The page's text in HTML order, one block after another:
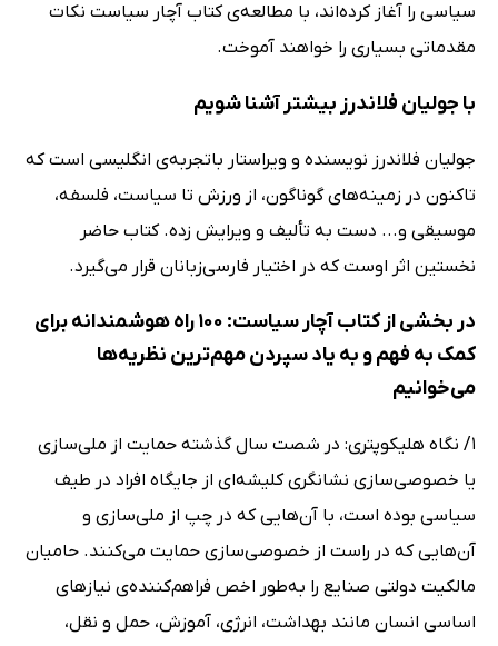
سیاسی را آغاز کرده‌اند، با مطالعه‌ی کتاب آچار سیاست نکات
مقدماتی بسیاری را خواهند آموخت.
با جولیان فلاندرز بیشتر آشنا شویم
جولیان فلاندرز نویسنده و ویراستار باتجربه‌‌ی انگلیسی است که
تاکنون در زمینه‌های گوناگون، از ورزش تا سیاست، فلسفه،
موسیقی و... دست به تألیف و ویرایش زده. کتاب حاضر
نخستین اثر اوست که در اختیار فارسی‌زبانان قرار می‌گیرد.
در بخشی از کتاب آچار سیاست: 100 راه هوشمندانه برای
کمک به فهم و به یاد سپردن مهم‌ترین نظریه‌ها
می‌خوانیم
1/ نگاه هلیکوپتری: در شصت سال گذشته حمایت از ملی‌سازی
یا خصوصی‌سازی نشانگری کلیشه‌ای از جایگاه افراد در طیف
سیاسی بوده است، با آن‌هایی که در چپ از ملی‌سازی و
آن‌هایی که در راست از خصوصی‌سازی حمایت می‌کنند. حامیان
مالکیت دولتی صنایع را به‌طور اخص فراهم‌کننده‌ی نیازهای
اساسی انسان مانند بهداشت، انرژی، آموزش، حمل و نقل،